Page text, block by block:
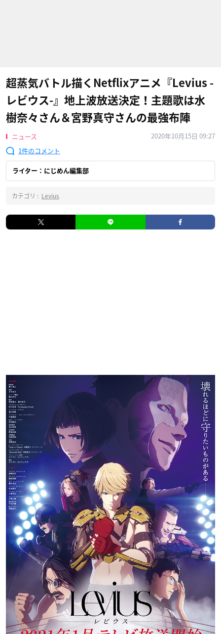
超蒸気バトル描くNetflixアニメ『Levius -
レビウス-』地上波放送決定！主題歌は水
樹奈々さん＆宮野真守さんの最強布陣
ニュース
2020年10月15日 09:27
1
ライター：にじめん編集部
カテゴリ : Levius